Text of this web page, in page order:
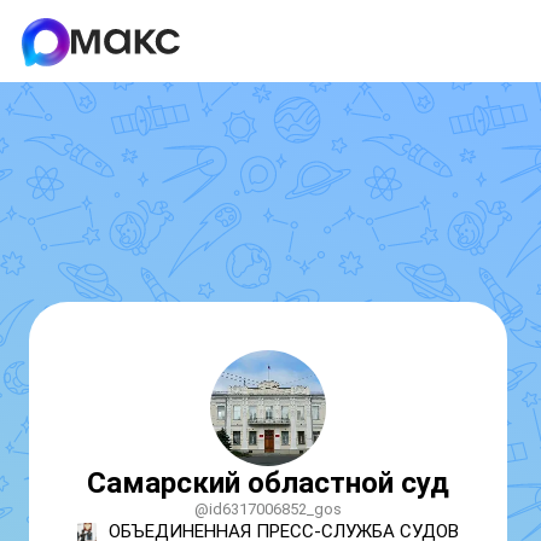
Самарский областной суд
@id6317006852_gos
ОБЪЕДИНЕННАЯ ПРЕСС-СЛУЖБА СУДОВ